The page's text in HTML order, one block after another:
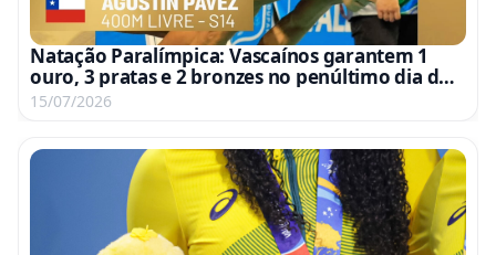
Natação Paralímpica: Vascaínos garantem 1
ouro, 3 pratas e 2 bronzes no penúltimo dia dos
Jogos Parasul-Americanos
15/07/2026